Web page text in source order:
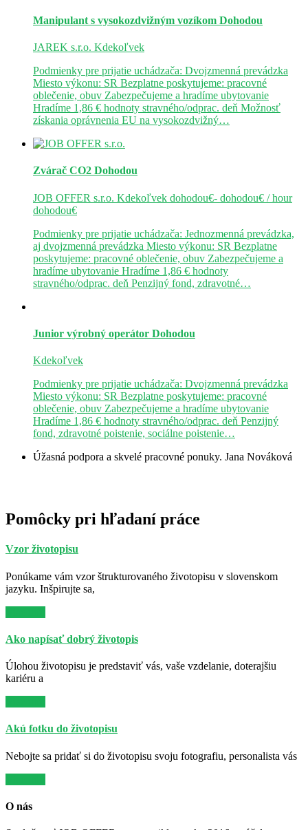
Manipulant s vysokozdvižným vozíkom Dohodou
JAREK s.r.o. Kdekoľvek
Podmienky pre prijatie uchádzača: Dvojzmenná prevádzka
Miesto výkonu: SR Bezplatne poskytujeme: pracovné
oblečenie, obuv Zabezpečujeme a hradíme ubytovanie
Hradíme 1,86 € hodnoty stravného/odprac. deň Možnosť
získania oprávnenia EU na vysokozdvižný…
Zvárač CO2 Dohodou
JOB OFFER s.r.o. Kdekoľvek dohodou€- dohodou€ / hour
dohodou€
Podmienky pre prijatie uchádzača: Jednozmenná prevádzka,
aj dvojzmenná prevádzka Miesto výkonu: SR Bezplatne
poskytujeme: pracovné oblečenie, obuv Zabezpečujeme a
hradíme ubytovanie Hradíme 1,86 € hodnoty
stravného/odprac. deň Penzijný fond, zdravotné…
Junior výrobný operátor Dohodou
Kdekoľvek
Podmienky pre prijatie uchádzača: Dvojzmenná prevádzka
Miesto výkonu: SR Bezplatne poskytujeme: pracovné
oblečenie, obuv Zabezpečujeme a hradíme ubytovanie
Hradíme 1,86 € hodnoty stravného/odprac. deň Penzijný
fond, zdravotné poistenie, sociálne poistenie…
Úžasná podpora a skvelé pracovné ponuky. Jana Nováková
Pomôcky pri hľadaní práce
Vzor životopisu
Ponúkame vám vzor štrukturovaného životopisu v slovenskom
jazyku. Inšpirujte sa,
Ako napísať dobrý životopis
Úlohou životopisu je predstaviť vás, vaše vzdelanie, doterajšiu
kariéru a
Akú fotku do životopisu
Nebojte sa pridať si do životopisu svoju fotografiu, personalista vás
O nás